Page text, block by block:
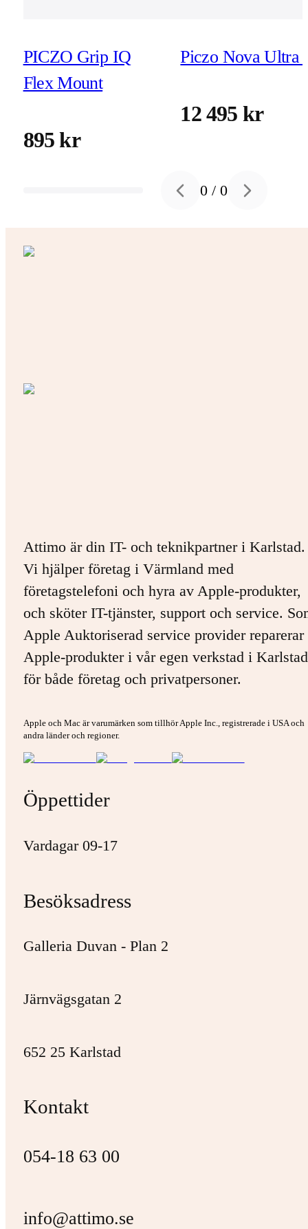
PICZO Grip IQ
Flex Mount
895 kr
Piczo Nova Ultra
12 495 kr
Previous slide
0 /0 Next slide
Attimo är din IT- och teknikpartner i Karlstad.
Vi hjälper företag i Värmland med
företagstelefoni och hyra av Apple-produkter,
och sköter IT-tjänster, support och service.
Apple Auktoriserad service provider
Apple-produkter i vår egen verkstad i
för både företag och privatpersoner.
Apple och Mac är varumärken som tillhör Apple Inc., registrerade i USA och
andra länder och regioner.
Öppettider
Vardagar 09-17
Besöksadress
Galleria Duvan - Plan 2
Järnvägsgatan 2
652 25 Karlstad
Kontakt
054-18 63 00
info@attimo.se